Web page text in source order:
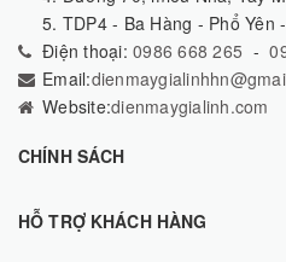
5. TDP4 - Ba Hàng - Phổ Yên
Điện thoại: 0986 668 265 -
Email:
Website:dienmaygialinh.com
CHÍNH SÁCH
HỖ TRỢ KHÁCH HÀNG